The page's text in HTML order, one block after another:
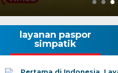
layanan paspor
simpatik